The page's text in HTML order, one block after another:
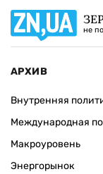
не
АРХИВ
Внутренняя
Международная
Макроуровень
Энергорынок